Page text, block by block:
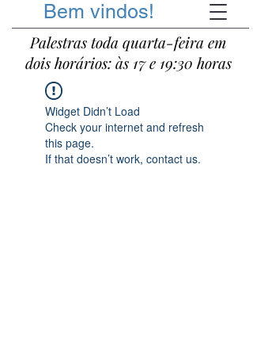
Bem vindos!
Palestras toda quarta-feira em
dois horários: às 17 e 19:30 horas
Widget Didn’t Load
Check your internet and refresh
this page.
If that doesn’t work, contact us.